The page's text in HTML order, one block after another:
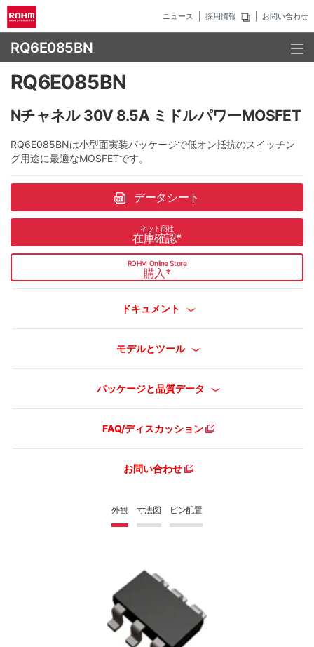
ニュース 採用情報 お問い合わせ
RQ6E085BN
外観 寸法図 ピン配置
RQ6E085BN
Nチャネル 30V 8.5A ミドルパワーMOSFET
RQ6E085BNは小型面実装パッケージで低オン抵抗のスイッチン
グ用途に最適なMOSFETです。
データシート
ネット商社
在庫確認*
ROHM Online Store
購入*
ドキュメント
モデルとツール
パッケージと品質データ
FAQ/ディスカッション
お問い合わせ